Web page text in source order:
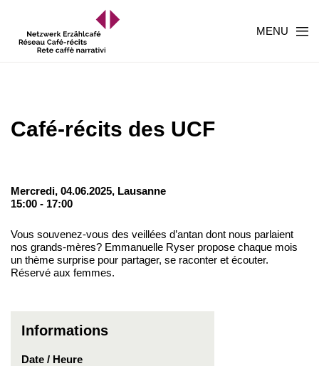
MENU
Café-récits des UCF
Mercredi, 04.06.2025, Lausanne
15:00 - 17:00
Vous souvenez-vous des veillées d’antan dont nous parlaient
nos grands-mères? Emmanuelle Ryser propose chaque mois
un thème surprise pour partager, se raconter et écouter.
Réservé aux femmes.
Informations
Date / Heure